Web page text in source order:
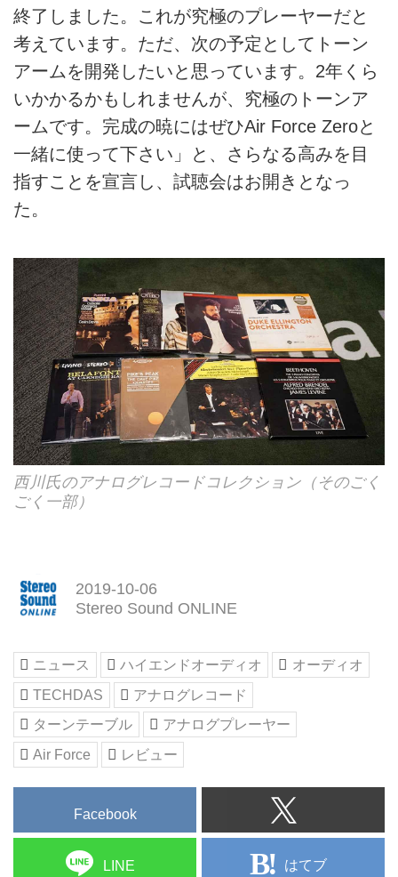
終了しました。これが究極のプレーヤーだと
考えています。ただ、次の予定としてトーン
アームを開発したいと思っています。2年くら
いかかるかもしれませんが、究極のトーンア
ームです。完成の暁にはぜひAir Force Zeroと
一緒に使って下さい」と、さらなる高みを目
指すことを宣言し、試聴会はお開きとなっ
た。
西川氏のアナログレコードコレクション（そのごく
ごく一部）
2019-10-06
Stereo Sound ONLINE
ニュース ハイエンドオーディオ
オーディオ
TECHDAS
アナログレコード
ターンテーブル
アナログプレーヤー
Air Force
レビュー
Facebook
LINE はてブ